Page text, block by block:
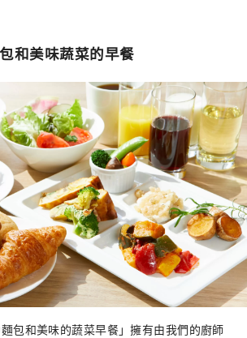
和美味蔬菜的早餐
包和美味的蔬菜早餐」擁有由我們的廚師